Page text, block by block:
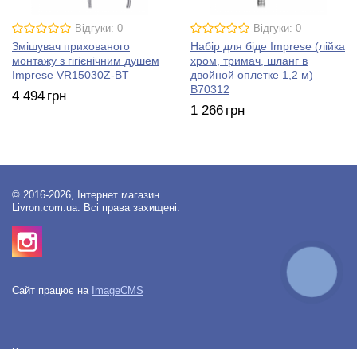
Відгуки: 0
Змішувач прихованого
монтажу з гігієнічним душем
Imprese VR15030Z-BT
4 494 грн
Відгуки: 0
Набір для біде Imprese (лійка
хром, тримач, шланг в
двойной оплетке 1,2 м)
B70312
1 266 грн
© 2016-2026, Інтернет магазин
Livron.com.ua. Всі права захищені.
Сайт працює на ImageCMS